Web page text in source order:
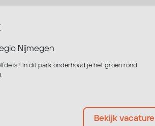
Nijmegen
is? In dit park onderhoud je het groen rond
Bekijk vacature